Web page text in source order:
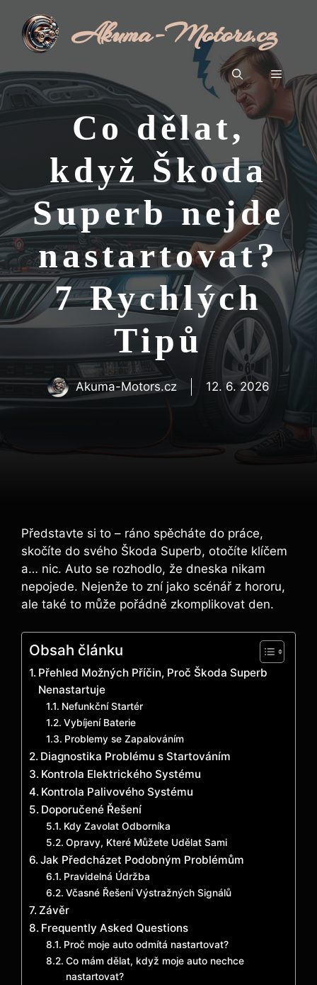
obsah
Akuma-Motors.cz
Menu
Co dělat,
když Škoda
Superb nejde
nastartovat?
7 Rychlých
Tipů
Akuma-Motors.cz 12. 6. 2026
Představte si to – ráno spěcháte do práce,
skočíte do svého Škoda Superb, otočíte klíčem
a… nic. Auto se rozhodlo, že dneska nikam
nepojede. Nejenže to zní jako scénář z hororu,
ale také to může pořádně zkomplikovat den.
Obsah článku
Přehled Možných Příčin, Proč Škoda Superb
Nenastartuje
Nefunkční Startér
Vybíjení Baterie
Problemy se Zapalováním
Diagnostika Problému s Startováním
Kontrola Elektrického Systému
Kontrola Palivového Systému
Doporučené Řešení
Kdy Zavolat Odborníka
Opravy, Které Můžete Udělat Sami
Jak Předcházet Podobným Problémům
Pravidelná Údržba
Včasné Řešení Výstražných Signálů
Závěr
Frequently Asked Questions
Proč moje auto odmítá nastartovat?
Co mám dělat, když moje auto nechce
nastartovat?